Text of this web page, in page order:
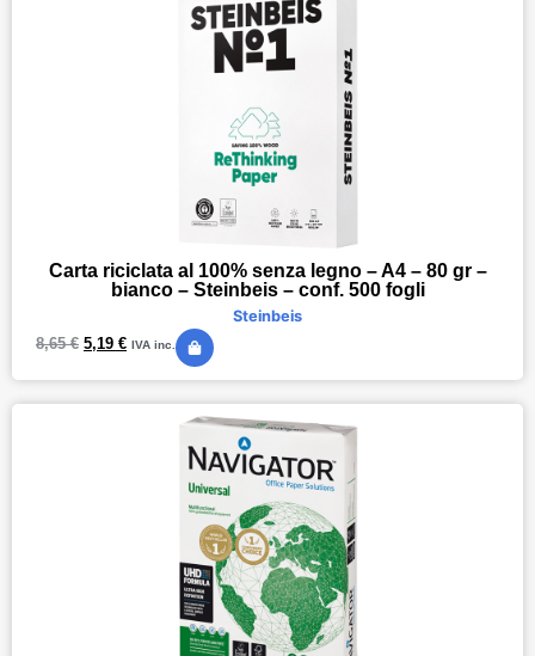
Carta riciclata al 100% senza legno – A4 – 80 gr –
bianco – Steinbeis – conf. 500 fogli
Steinbeis
8,65€ 5,19 € IVA inc.